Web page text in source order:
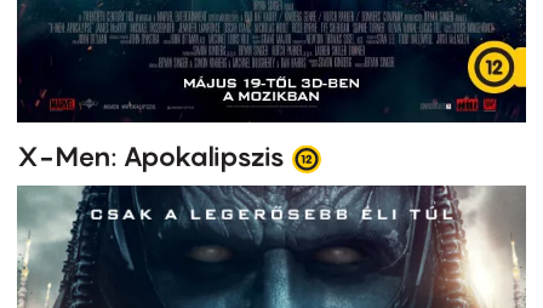
X-Men: Apokalipszis